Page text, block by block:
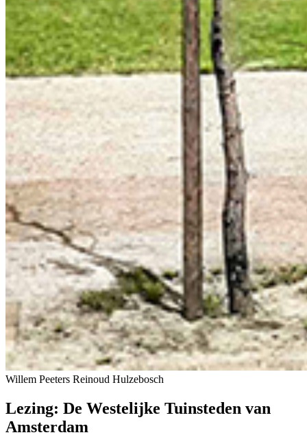
Willem Peeters Reinoud Hulzebosch
Lezing: De Westelijke Tuinsteden van
Amsterdam